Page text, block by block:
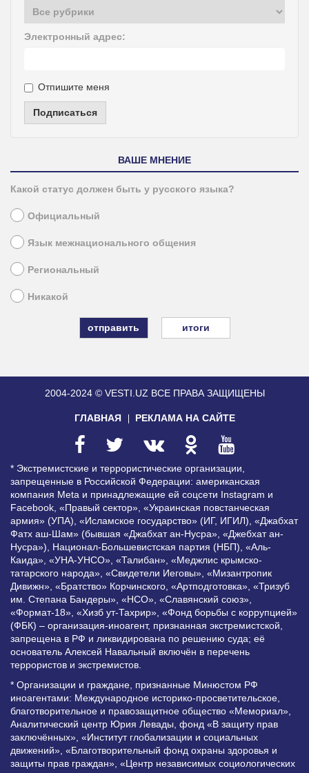
Электронный адрес:
Отпишите меня
Подписаться
ВАШЕ МНЕНИЕ
Какой статус должен быть у русского языка?
Официальный
Язык межнационального общения
Региональный
Никакой
итоги
2004-2024 © VESTI.UZ ВСЕ ПРАВА ЗАЩИЩЕНЫ
ГЛАВНАЯ РЕКЛАМА НА САЙТЕ
* Экстремистские и террористические организации,
запрещенные в Российской Федерации: американская
компания Meta и принадлежащие ей соцсети Instagram и
Facebook, «Правый сектор», «Украинская повстанческая
армия» (УПА), «Исламское государство» (ИГ, ИГИЛ), «Джабхат
Фатх аш-Шам» (бывшая «Джабхат ан-Нусра», «Джебхат ан-
Нусра»), Национал-Большевистская партия (НБП), «Аль-
Каида», «УНА-УНСО», «Талибан», «Меджлис крымско-
татарского народа», «Свидетели Иеговы», «Мизантропик
Дивижн», «Братство» Корчинского, «Артподготовка», «Тризуб
им. Степана Бандеры», «НСО», «Славянский союз»,
«Формат-18», «Хизб ут-Тахрир», «Фонд борьбы с коррупцией»
(ФБК) – организация-иноагент, признанная экстремистской,
запрещена в РФ и ликвидирована по решению суда; её
основатель Алексей Навальный включён в перечень
террористов и экстремистов.
* Организации и граждане, признанные Минюстом РФ
иноагентами: Международное историко-просветительское,
благотворительное и правозащитное общество «Мемориал»,
Аналитический центр Юрия Левады, фонд «В защиту прав
заключённых», «Институт глобализации и социальных
движений», «Благотворительный фонд охраны здоровья и
защиты прав граждан», «Центр независимых социологических